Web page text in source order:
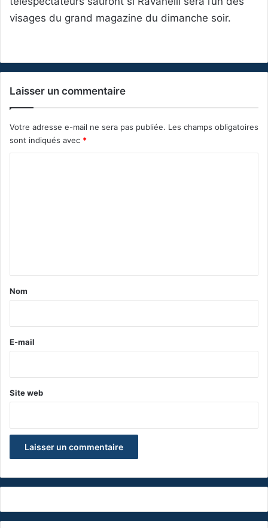
visages du grand magazine du dimanche soir.
Laisser un commentaire
Votre adresse e-mail ne sera pas publiée. Les champs obligatoires
sont indiqués avec *
a
e
Nom
E-mail
Site web